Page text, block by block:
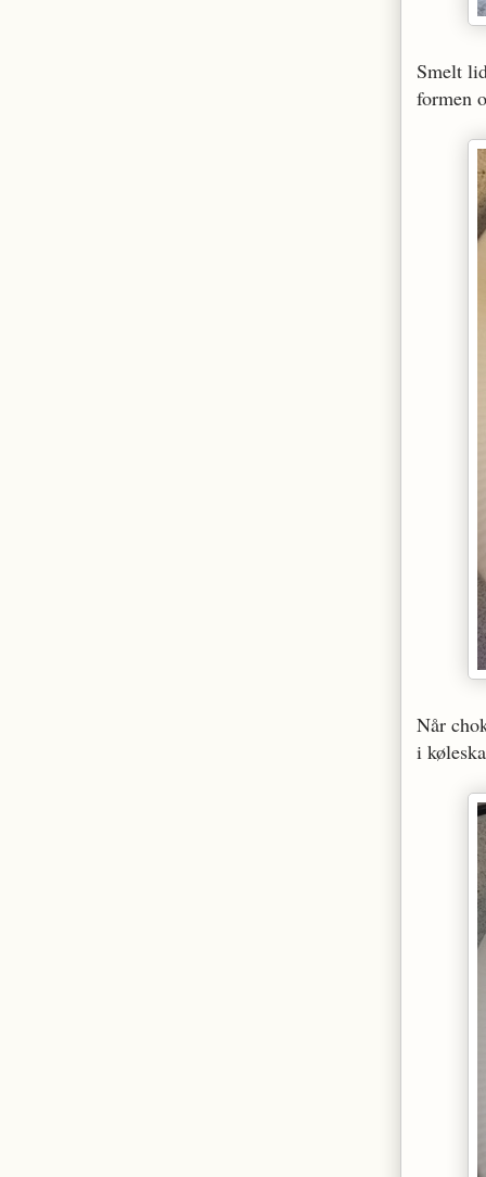
Smelt
formen
Når
i